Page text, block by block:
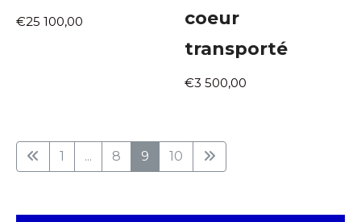
€25 100,00
coeur
transporté
€3 500,00
1 ... 8 9 10